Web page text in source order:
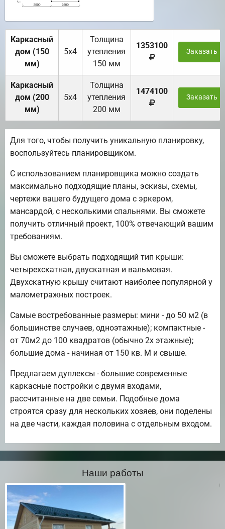
Каркасный
дом (150
мм)
5х4
Толщина
утепления
150 мм
1353100
Заказать
Каркасный
дом (200
мм)
5х4
Толщина
утепления
200 мм
1474100
Заказать
Для того, чтобы получить уникальную планировку,
воспользуйтесь планировщиком.
С использованием планировщика можно создать
максимально подходящие планы, эскизы, схемы,
чертежи вашего будущего дома с эркером,
мансардой, с несколькими спальнями. Вы сможете
получить отличный проект, 100% отвечающий вашим
требованиям.
Вы сможете выбрать подходящий тип крыши:
четырехскатная, двускатная и вальмовая.
Двухскатную крышу считают наиболее популярной у
малометражных построек.
Самые востребованные размеры: мини - до 50 м2 (в
большинстве случаев, одноэтажные); компактные -
от 70м2 до 100 квадратов (обычно 2х этажные);
большие дома - начиная от 150 кв. М и свыше.
Предлагаем дуплексы - большие современные
каркасные постройки с двумя входами,
рассчитанные на две семьи. Подобные дома
строятся сразу для нескольких хозяев, они поделены
на две части, каждая половина с отдельным входом.
Наши работы